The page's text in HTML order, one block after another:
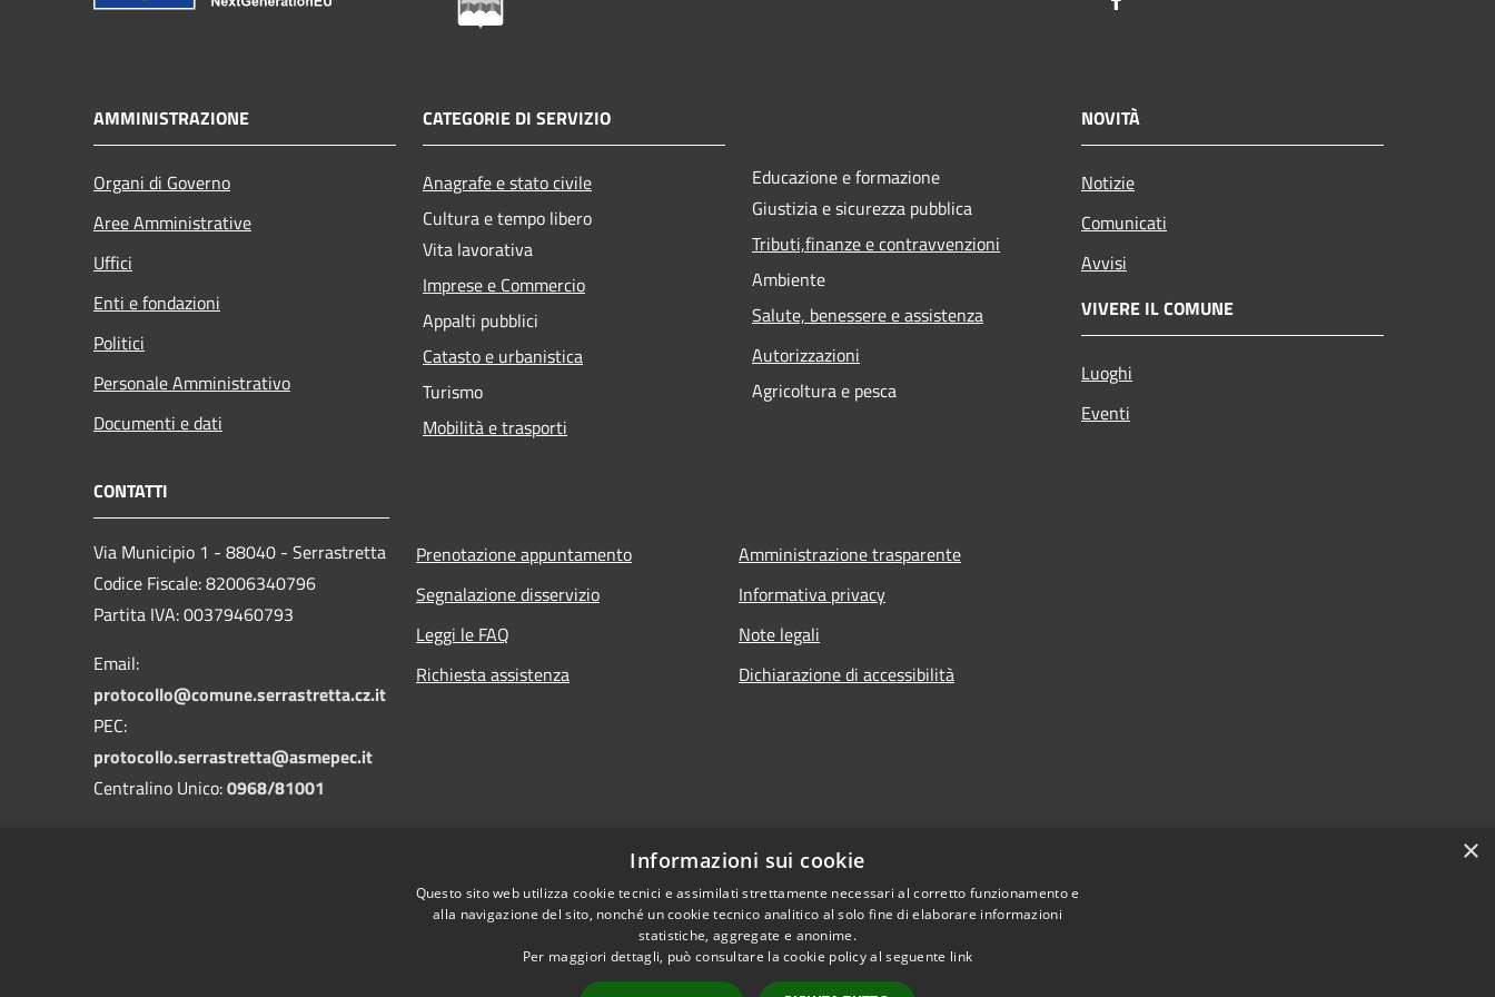
AMMINISTRAZIONE
Organi di Governo
Aree Amministrative
Uffici
Enti e fondazioni
Politici
Personale Amministrativo
Documenti e dati
CATEGORIE DI SERVIZIO
Anagrafe e stato civile
Cultura e tempo libero
Vita lavorativa
Imprese e Commercio
Appalti pubblici
Catasto e urbanistica
Turismo
Mobilità e trasporti
Educazione e formazione
Giustizia e sicurezza pubblica
Tributi,finanze e contravvenzioni
Ambiente
Salute, benessere e assistenza
Autorizzazioni
Agricoltura e pesca
NOVITÀ
Notizie
Comunicati
Avvisi
VIVERE IL COMUNE
Luoghi
Eventi
CONTATTI
Via Municipio 1 - 88040 - Serrastretta
Codice Fiscale: 82006340796
Partita IVA: 00379460793
Email:
protocollo@comune.serrastretta.cz.it
PEC:
protocollo.serrastretta@asmepec.it
Centralino Unico:0968/81001
Prenotazione appuntamento
Segnalazione disservizio
Leggi le FAQ
Richiesta assistenza
Amministrazione trasparente
Informativa privacy
Note legali
Dichiarazione di accessibilità
×
Informazioni sui cookie
Questo sito web utilizza cookie tecnici e assimilati strettamente necessari al corretto funzionamento e
alla navigazione del sito, nonché un cookie tecnico analitico al solo fine di elaborare informazioni
statistiche, aggregate e anonime.
Per maggiori dettagli, può consultare la cookie policy al seguente link